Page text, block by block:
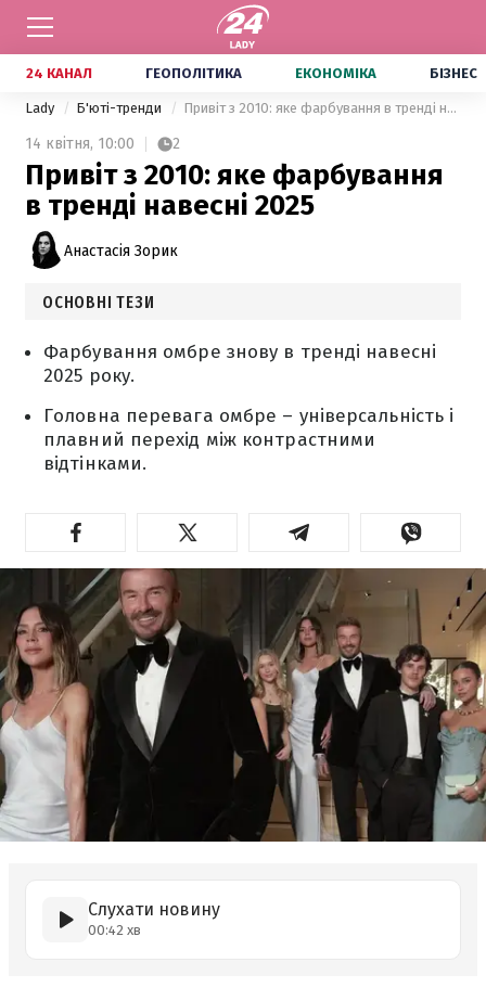
24 КАНАЛ ГЕОПОЛІТИКА ЕКОНОМІКА БІЗНЕС
Lady Б'юті-тренди Привіт з 2010: яке фарбування в тренді навесні 2025
14 квітня, 10:00 2
Привіт з 2010: яке фарбування
в тренді навесні 2025
Анастасія Зорик
ОСНОВНІ ТЕЗИ
Фарбування омбре знову в тренді навесні
2025 року.
Головна перевага омбре – універсальність і
плавний перехід між контрастними
відтінками.
Слухати новину
00:42 хв